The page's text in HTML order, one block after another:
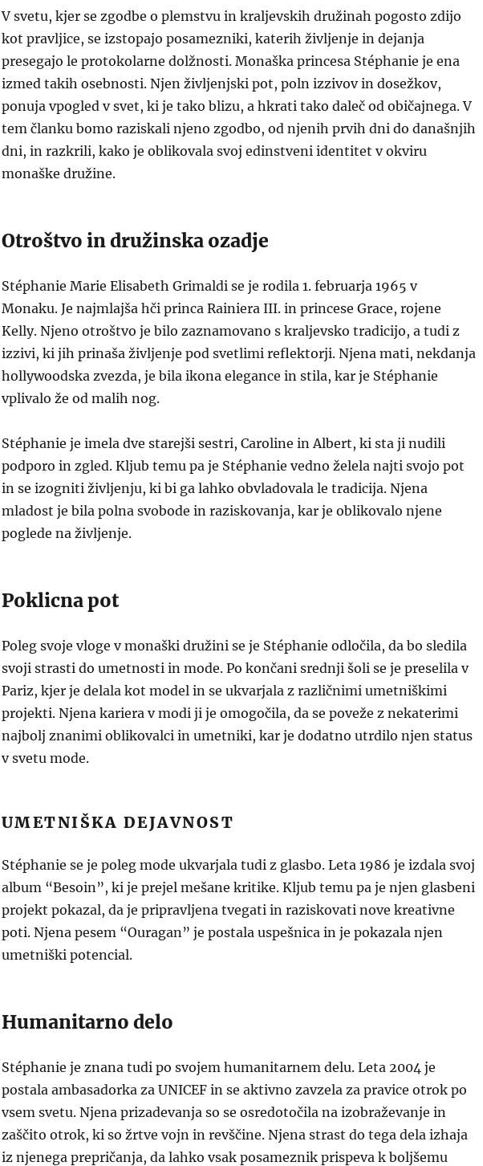
V svetu, kjer se zgodbe o plemstvu in kraljevskih družinah pogosto zdijo
kot pravljice, se izstopajo posamezniki, katerih življenje in dejanja
presegajo le protokolarne dolžnosti. Monaška princesa Stéphanie je ena
izmed takih osebnosti. Njen življenjski pot, poln izzivov in dosežkov,
ponuja vpogled v svet, ki je tako blizu, a hkrati tako daleč od običajnega. V
tem članku bomo raziskali njeno zgodbo, od njenih prvih dni do današnjih
dni, in razkrili, kako je oblikovala svoj edinstveni identitet v okviru
monaške družine.
Otroštvo in družinska ozadje
Stéphanie Marie Elisabeth Grimaldi se je rodila 1. februarja 1965 v
Monaku. Je najmlajša hči princa Rainiera III. in princese Grace, rojene
Kelly. Njeno otroštvo je bilo zaznamovano s kraljevsko tradicijo, a tudi z
izzivi, ki jih prinaša življenje pod svetlimi reflektorji. Njena mati, nekdanja
hollywoodska zvezda, je bila ikona elegance in stila, kar je Stéphanie
vplivalo že od malih nog.
Stéphanie je imela dve starejši sestri, Caroline in Albert, ki sta ji nudili
podporo in zgled. Kljub temu pa je Stéphanie vedno želela najti svojo pot
in se izogniti življenju, ki bi ga lahko obvladovala le tradicija. Njena
mladost je bila polna svobode in raziskovanja, kar je oblikovalo njene
poglede na življenje.
Poklicna pot
Poleg svoje vloge v monaški družini se je Stéphanie odločila, da bo sledila
svoji strasti do umetnosti in mode. Po končani srednji šoli se je preselila v
Pariz, kjer je delala kot model in se ukvarjala z različnimi umetniškimi
projekti. Njena kariera v modi ji je omogočila, da se poveže z nekaterimi
najbolj znanimi oblikovalci in umetniki, kar je dodatno utrdilo njen status
v svetu mode.
UMETNIŠKA DEJAVNOST
Stéphanie se je poleg mode ukvarjala tudi z glasbo. Leta 1986 je izdala svoj
album “Besoin”, ki je prejel mešane kritike. Kljub temu pa je njen glasbeni
projekt pokazal, da je pripravljena tvegati in raziskovati nove kreativne
poti. Njena pesem “Ouragan” je postala uspešnica in je pokazala njen
umetniški potencial.
Humanitarno delo
Stéphanie je znana tudi po svojem humanitarnem delu. Leta 2004 je
postala ambasadorka za UNICEF in se aktivno zavzela za pravice otrok po
vsem svetu. Njena prizadevanja so se osredotočila na izobraževanje in
zaščito otrok, ki so žrtve vojn in revščine. Njena strast do tega dela izhaja
iz njenega prepričanja, da lahko vsak posameznik prispeva k boljšemu